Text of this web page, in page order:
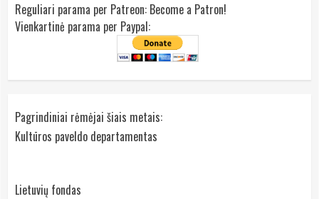
Reguliari parama per Patreon: Become a Patron!
Vienkartinė parama per Paypal:
Pagrindiniai rėmėjai šiais metais:
Kultūros paveldo departamentas
Lietuvių fondas